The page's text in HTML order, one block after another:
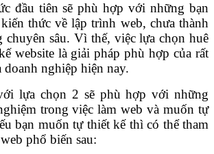
đầu tiên sẽ phù hợp với những bạn
thức về lập trình web, chưa thành
chuyên sâu. Vì thế, việc lựa chọn huê
website là giải pháp phù hợp của rất
doanh nghiệp hiện nay.
lựa chọn 2 sẽ phù hợp với những
trong việc làm web và muốn tự
bạn muốn tự thiết kế thì có thể tham
phổ biến sau: